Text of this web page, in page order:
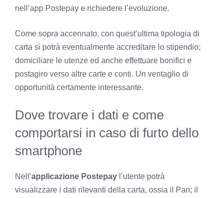
nell’app Postepay e richiedere l’evoluzione.
Come sopra accennato, con quest’ultima tipologia di
carta si potrà eventualmente accreditare lo stipendio;
domiciliare le utenze ed anche effettuare bonifici e
postagiro verso altre carte e conti. Un ventaglio di
opportunità certamente interessante.
Dove trovare i dati e come
comportarsi in caso di furto dello
smartphone
Nell’applicazione Postepay l’utente potrà
visualizzare i dati rilevanti della carta, ossia il Pan; il